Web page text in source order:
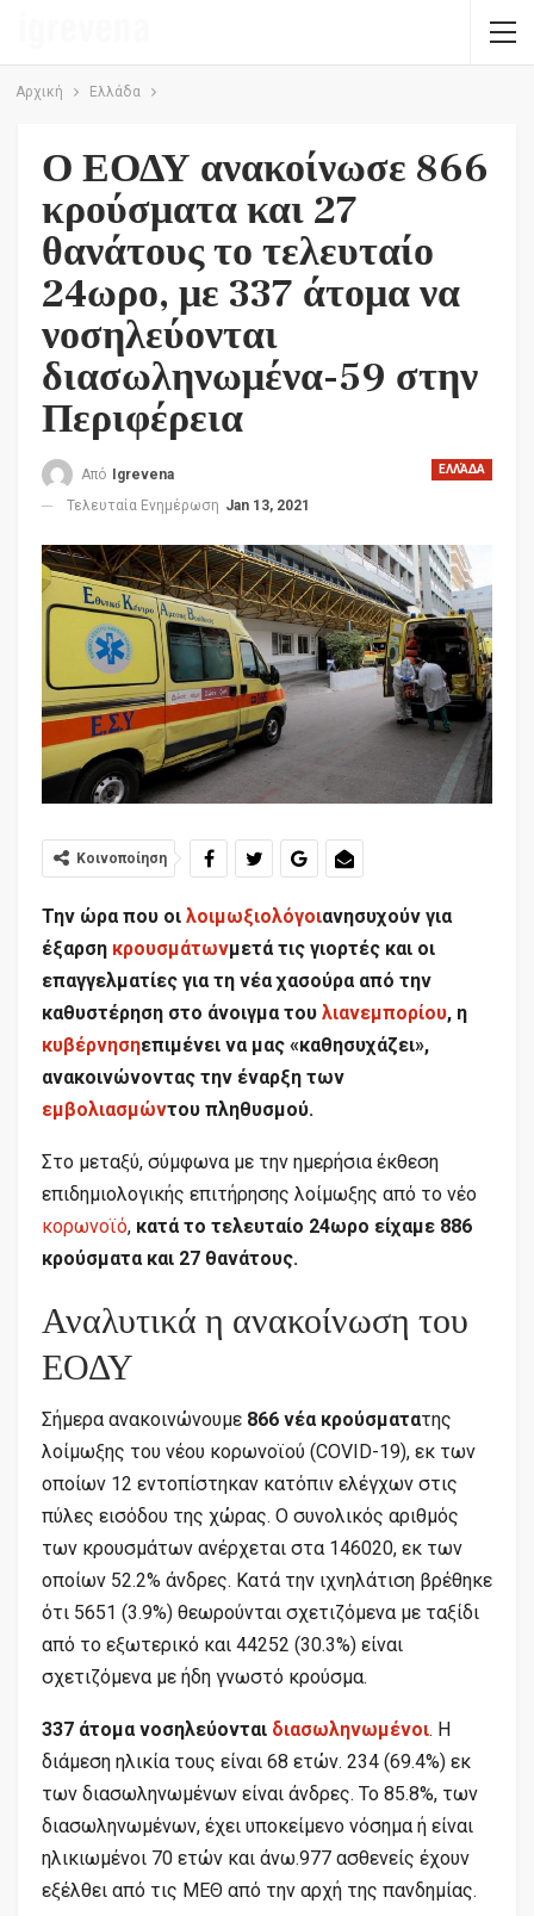
Αρχική Ελλάδα
Ο ΕΟΔΥ ανακοίνωσε 866
κρούσματα και 27
θανάτους το τελευταίο
24ωρο, με 337 άτομα να
νοσηλεύονται
διασωληνωμένα-59 στην
Περιφέρεια
ΕΛΛΆΔΑ
Από Igrevena
Τελευταία Ενημέρωση Jan 13, 2021
Κοινοποίηση
Την ώρα που οι λοιμωξιολόγοιανησυχούν για
έξαρση κρουσμάτωνμετά τις γιορτές και οι
επαγγελματίες για τη νέα χασούρα από την
καθυστέρηση στο άνοιγμα του λιανεμπορίου, η
κυβέρνησηεπιμένει να μας «καθησυχάζει»,
ανακοινώνοντας την έναρξη των
εμβολιασμώντου πληθυσμού.
Στο μεταξύ, σύμφωνα με την ημερήσια έκθεση
επιδημιολογικής επιτήρησης λοίμωξης από το νέο
κορωνοϊό, κατά το τελευταίο 24ωρο είχαμε 886
κρούσματα και 27 θανάτους.
Αναλυτικά η ανακοίνωση του
ΕΟΔΥ
Σήμερα ανακοινώνουμε 866 νέα κρούσματατης
λοίμωξης του νέου κορωνοϊού (COVID-19), εκ των
οποίων 12 εντοπίστηκαν κατόπιν ελέγχων στις
πύλες εισόδου της χώρας. Ο συνολικός αριθμός
των κρουσμάτων ανέρχεται στα 146020, εκ των
οποίων 52.2% άνδρες. Κατά την ιχνηλάτιση βρέθηκε
ότι 5651 (3.9%) θεωρούνται σχετιζόμενα με ταξίδι
από το εξωτερικό και 44252 (30.3%) είναι
σχετιζόμενα με ήδη γνωστό κρούσμα.
337 άτομα νοσηλεύονται διασωληνωμένοι. Η
διάμεση ηλικία τους είναι 68 ετών. 234 (69.4%) εκ
των διασωληνωμένων είναι άνδρες. To 85.8%, των
διασωληνωμένων, έχει υποκείμενο νόσημα ή είναι
ηλικιωμένοι 70 ετών και άνω.977 ασθενείς έχουν
εξέλθει από τις ΜΕΘ από την αρχή της πανδημίας.